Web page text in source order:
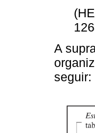
A
seguir: